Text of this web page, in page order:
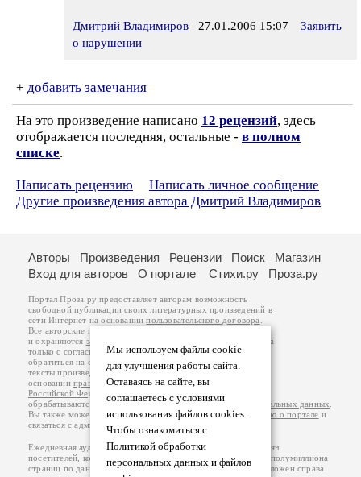
Дмитрий Владимиров 27.01.2006 15:07
Заявить
о нарушении
+ добавить замечания
На это произведение написано 12 рецензий, здесь
отображается последняя, остальные - в полном
списке.
Написать рецензию
Написать личное сообщение
Другие произведения автора Дмитрий Владимиров
Мы используем файлы cookie
для улучшения работы сайта.
Оставаясь на сайте, вы
соглашаетесь с условиями
использования файлов cookies.
Чтобы ознакомиться с
Политикой обработки
персональных данных и файлов
Авторы Произведения Рецензии Поиск
Магазин
Вход для авторов
О портале Стихи.ру Проза.ру
Портал Проза.ру предоставляет авторам возможность
свободной публикации своих литературных произведений в
сети Интернет на основаниипользовательского договора
Все авторские права на произведения принадлежат авторам
и охраняются законом
. Перепечатка произведений возможна
только с согласия его автора, к которому вы можете
обратиться на его авторской странице. Ответственность за
тексты произведений авторы несут самостоятельно на
основанииправил публикацииизаконодательства
Российской Федерации
обрабатываются на основанииПолитики обработки персональных данных
Вы также можете посмотреть более подробнуюинформацию о портале и
связаться с администрацией
Ежедневная аудитория портала Проза.ру – порядка 100 тысяч
посетителей, которые в общей сумме просматривают более полумиллиона
страниц по данным счетчика посещаемости, который расположен справа